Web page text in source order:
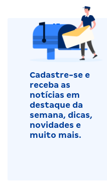
Cadastre-se e
receba as
notícias em
destaque da
semana, dicas,
novidades e
muito mais.